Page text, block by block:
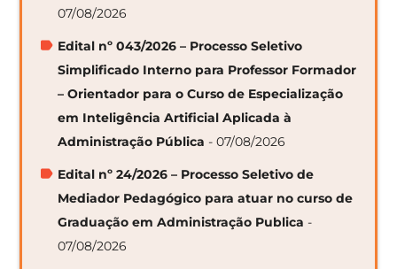
07/08/2026
Edital nº 043/2026 – Processo Seletivo
Simplificado Interno para Professor Formador
– Orientador para o Curso de Especialização
em Inteligência Artificial Aplicada à
Administração Pública - 07/08/2026
Edital nº 24/2026 – Processo Seletivo de
Mediador Pedagógico para atuar no curso de
Graduação em Administração Publica -
07/08/2026